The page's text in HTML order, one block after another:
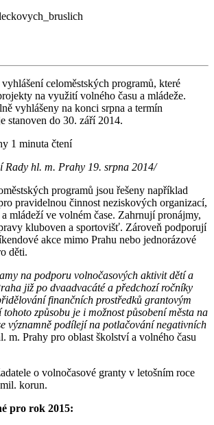
celoměstských programů, které
na využití volného času a mládeže.
vyhlášeny na konci srpna a termín
stanoven do 30. září 2014.
1 minuta čtení
Rady hl. m. Prahy 19. srpna 2014/
programů jsou řešeny například
pravidelnou činnost neziskových organizací,
mládeží ve volném čase. Zahrnují pronájmy,
kluboven a sportovišť. Zároveň podporují
akce mimo Prahu nebo jednorázové
děti.
na podporu volnočasových aktivit dětí a
již po dvaadvacáté a předchozí ročníky
finančních prostředků grantovým
tohoto způsobu je i možnost působení města na
významně podílejí na potlačování negativních
m. Prahy pro oblast školství a volného času
o volnočasové granty v letošním roce
korun.
pro rok 2015: